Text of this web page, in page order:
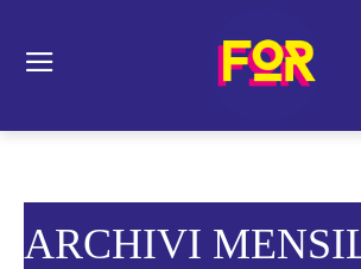
ARCHIVI